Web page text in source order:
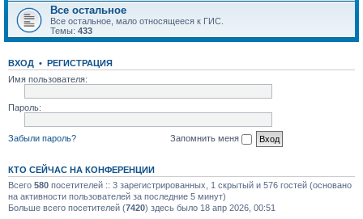
Все остальное
Все остальное, мало относящееся к ГИС.
Темы: 433
ВХОД • РЕГИСТРАЦИЯ
Имя пользователя:
Пароль:
Забыли пароль? Запомнить меня
КТО СЕЙЧАС НА КОНФЕРЕНЦИИ
Всего 580 посетителей :: 3 зарегистрированных, 1 скрытый и 576 гостей (основано
на активности пользователей за последние 5 минут)
Больше всего посетителей (7420) здесь было 18 апр 2026, 00:51